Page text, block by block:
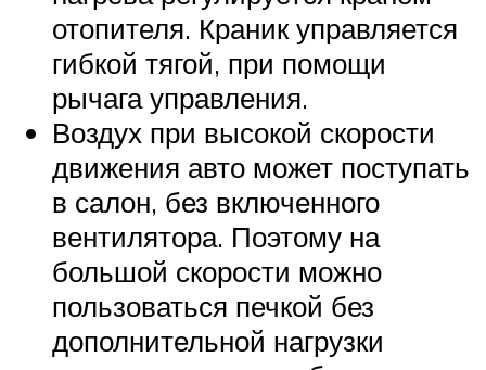
отопителя. Краник управляется
гибкой тягой, при помощи
рычага управления.
Воздух при высокой скорости
движения авто может поступать
в салон, без включенного
вентилятора. Поэтому на
большой скорости можно
пользоваться печкой без
дополнительной нагрузки